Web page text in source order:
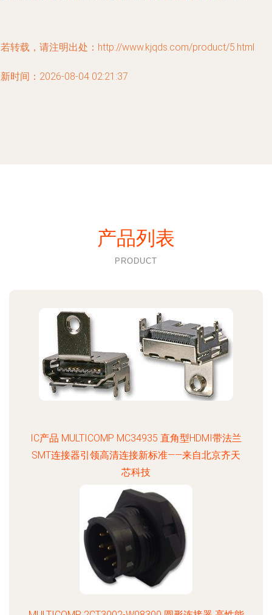
转载，请注明出处：http://www.kjqds.com/product/5.html
时间：2026-08-04 02:21:37
产品列表
PRODUCT
IC产品 MULTICOMP MC34935 直角型HDMI带法兰
SMT连接器引领高清连接新标准——来自北京齐天
芯科技